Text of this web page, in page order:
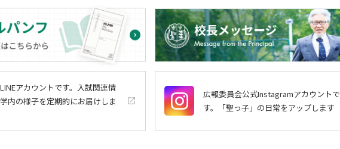
アカウントです。入試関連情
内の様子を定期的にお届けしま
launch
広報委員会公式Instagramアカウントで
す。「聖っ子」の日常をアップします